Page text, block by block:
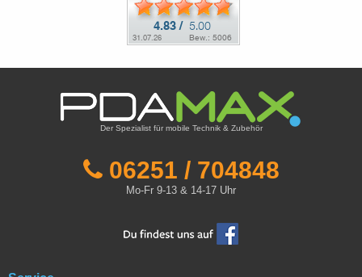
Der Spezialist für mobile Technik & Zubehör
06251 / 704848
Mo-Fr 9-13 & 14-17 Uhr